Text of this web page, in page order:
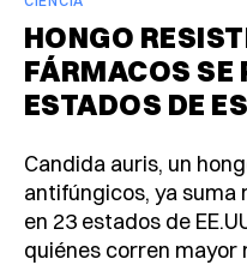
HONGO
FÁRMACOS SE
ESTADOS DE
Candida auris, un
antifúngicos, ya suma
en 23 estados de
quiénes corren mayor